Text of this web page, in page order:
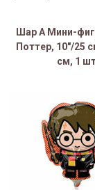
Шар А Мини-
Поттер, 10"/25
см, 1